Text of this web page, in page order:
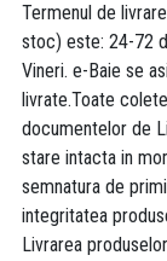
Termenul de
stoc) este: 24-72
Vineri. e-Baie se
livrate.Toate
documentelor de
stare intacta in
semnatura de
integritatea
Livrarea